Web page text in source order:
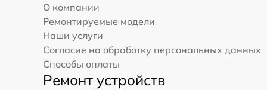
О компании
Ремонтируемые модели
Наши услуги
Согласие на обработку персональных данных
Способы оплаты
Ремонт устройств